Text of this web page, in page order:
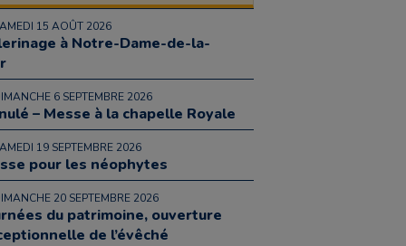
15 AOÛT 2026
à Notre-Dame-de-la-
6 SEPTEMBRE 2026
– Messe à la chapelle Royale
19 SEPTEMBRE 2026
pour les néophytes
20 SEPTEMBRE 2026
du patrimoine, ouverture
de l’évêché